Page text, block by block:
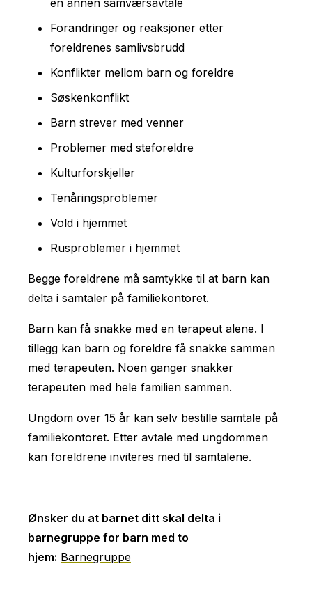
en annen samværsavtale
Forandringer og reaksjoner etter
foreldrenes samlivsbrudd
Konflikter mellom barn og foreldre
Søskenkonflikt
Barn strever med venner
Problemer med steforeldre
Kulturforskjeller
Tenåringsproblemer
Vold i hjemmet
Rusproblemer i hjemmet
Begge foreldrene må samtykke til at barn kan
delta i samtaler på familiekontoret.
Barn kan få snakke med en terapeut alene. I
tillegg kan barn og foreldre få snakke sammen
med terapeuten. Noen ganger snakker
terapeuten med hele familien sammen.
Ungdom over 15 år kan selv bestille samtale på
familiekontoret. Etter avtale med ungdommen
kan foreldrene inviteres med til samtalene.
Ønsker du at barnet ditt skal delta i
barnegruppe for barn med to
hjem: Barnegruppe